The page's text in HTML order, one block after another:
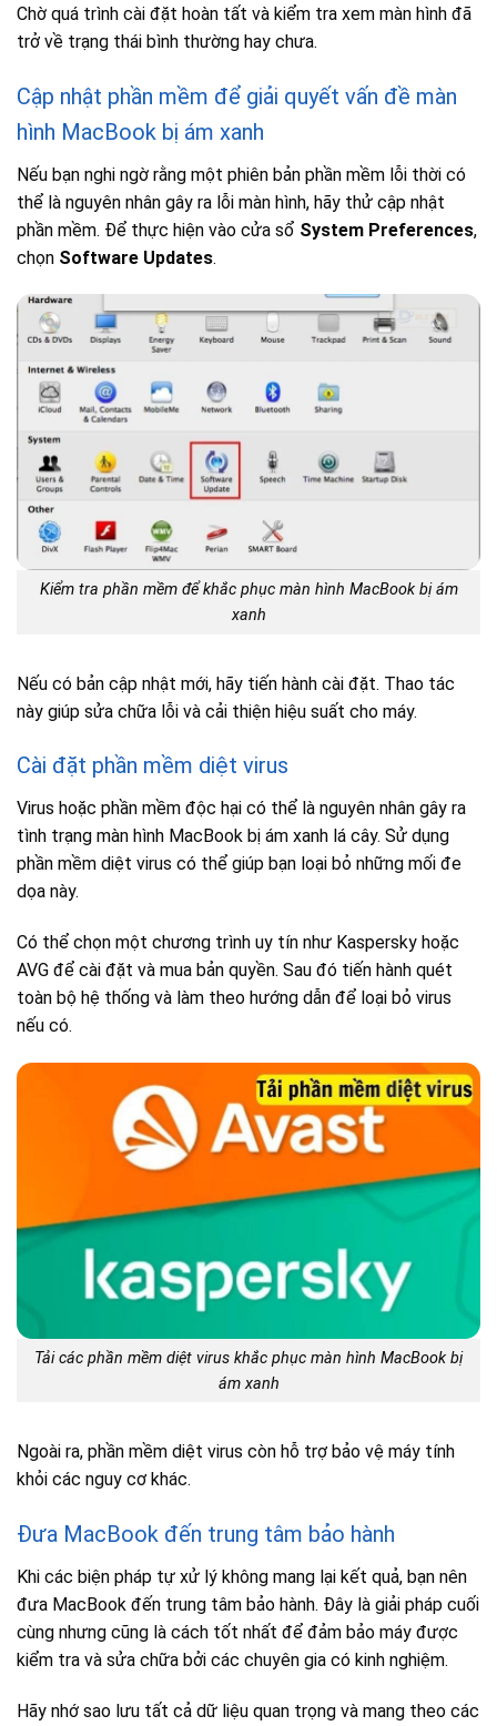
Chờ quá trình cài đặt hoàn tất và kiểm tra xem màn hình đã
trở về trạng thái bình thường hay chưa.
Cập nhật phần mềm để giải quyết vấn đề màn
hình MacBook bị ám xanh
Nếu bạn nghi ngờ rằng một phiên bản phần mềm lỗi thời có
thể là nguyên nhân gây ra lỗi màn hình, hãy thử cập nhật
phần mềm. Để thực hiện vào cửa sổ System Preferences,
chọn Software Updates.
Kiểm tra phần mềm để khắc phục màn hình MacBook bị ám
xanh
Nếu có bản cập nhật mới, hãy tiến hành cài đặt. Thao tác
này giúp sửa chữa lỗi và cải thiện hiệu suất cho máy.
Cài đặt phần mềm diệt virus
Virus hoặc phần mềm độc hại có thể là nguyên nhân gây ra
tình trạng màn hình MacBook bị ám xanh lá cây. Sử dụng
phần mềm diệt virus có thể giúp bạn loại bỏ những mối đe
dọa này.
Có thể chọn một chương trình uy tín như Kaspersky hoặc
AVG để cài đặt và mua bản quyền. Sau đó tiến hành quét
toàn bộ hệ thống và làm theo hướng dẫn để loại bỏ virus
nếu có.
Tải các phần mềm diệt virus khắc phục màn hình MacBook bị
ám xanh
Ngoài ra, phần mềm diệt virus còn hỗ trợ bảo vệ máy tính
khỏi các nguy cơ khác.
Đưa MacBook đến trung tâm bảo hành
Khi các biện pháp tự xử lý không mang lại kết quả, bạn nên
đưa MacBook đến trung tâm bảo hành. Đây là giải pháp cuối
cùng nhưng cũng là cách tốt nhất để đảm bảo máy được
kiểm tra và sửa chữa bởi các chuyên gia có kinh nghiệm.
Hãy nhớ sao lưu tất cả dữ liệu quan trọng và mang theo các